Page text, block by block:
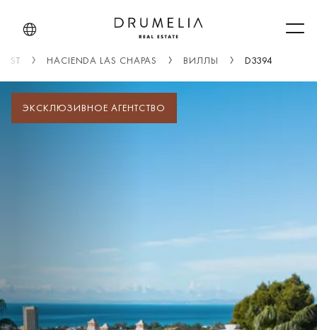
HACIENDA LAS CHAPAS ВИЛЛЫ D3394
ЭКСКЛЮЗИВНОЕ АГЕНТСТВО